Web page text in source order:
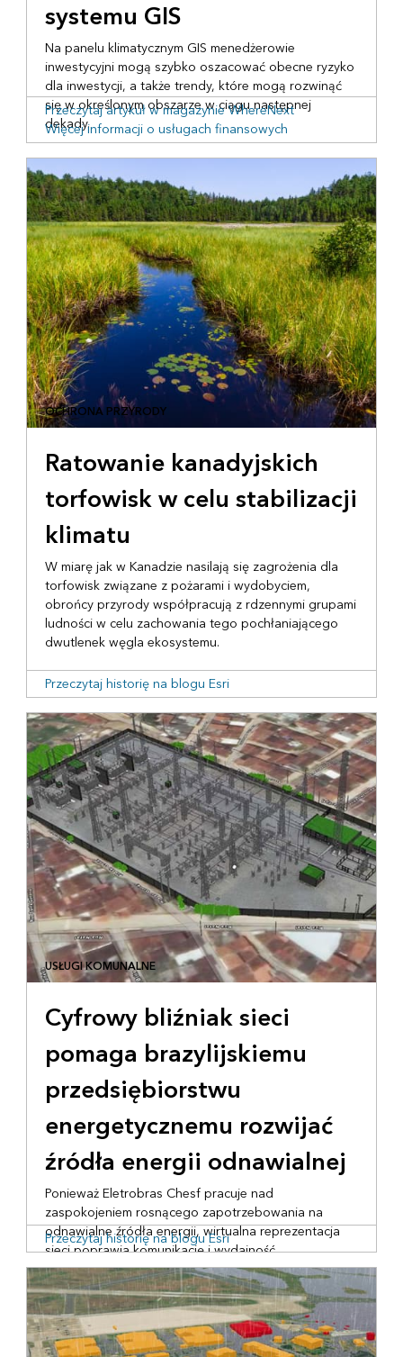
systemu GIS
Na panelu klimatycznym GIS menedżerowie
inwestycyjni mogą szybko oszacować obecne ryzyko
dla inwestycji, a także trendy, które mogą rozwinąć
się w określonym obszarze w ciągu następnej
dekady.
Przeczytaj artykuł w magazynie WhereNext
Więcej informacji o usługach finansowych
OCHRONA PRZYRODY
Ratowanie kanadyjskich
torfowisk w celu stabilizacji
klimatu
W miarę jak w Kanadzie nasilają się zagrożenia dla
torfowisk związane z pożarami i wydobyciem,
obrońcy przyrody współpracują z rdzennymi grupami
ludności w celu zachowania tego pochłaniającego
dwutlenek węgla ekosystemu.
Przeczytaj historię na blogu Esri
USŁUGI KOMUNALNE
Cyfrowy bliźniak sieci
pomaga brazylijskiemu
przedsiębiorstwu
energetycznemu rozwijać
źródła energii odnawialnej
Ponieważ Eletrobras Chesf pracuje nad
zaspokojeniem rosnącego zapotrzebowania na
odnawialne źródła energii, wirtualna reprezentacja
sieci poprawia komunikację i wydajność.
Przeczytaj historię na blogu Esri